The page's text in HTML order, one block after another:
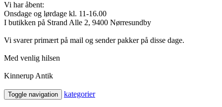
Vi har åbent:
Onsdage og lørdage kl. 11-16.00
I butikken på Strand Alle 2, 9400 Nørresundby
Vi svarer primært på mail og sender pakker på disse dage.
Med venlig hilsen
Kinnerup Antik
Toggle navigation kategorier